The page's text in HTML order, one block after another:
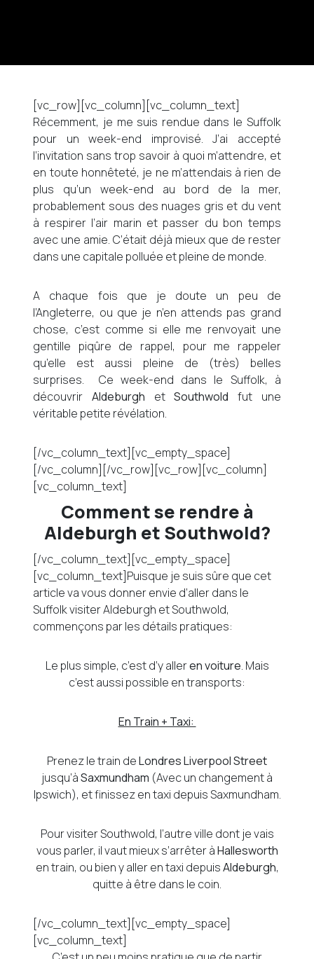
[vc_row][vc_column][vc_column_text]
Récemment, je me suis rendue dans le Suffolk
pour un week-end improvisé. J’ai accepté
l’invitation sans trop savoir à quoi m’attendre, et
en toute honnêteté, je ne m’attendais à rien de
plus qu’un week-end au bord de la mer,
probablement sous des nuages gris et du vent
à respirer l’air marin et passer du bon temps
avec une amie. C’était déjà mieux que de rester
dans une capitale polluée et pleine de monde.
A chaque fois que je doute un peu de
l’Angleterre, ou que je n’en attends pas grand
chose, c’est comme si elle me renvoyait une
gentille piqûre de rappel, pour me rappeler
qu’elle est aussi pleine de (très) belles
surprises. Ce week-end dans le Suffolk, à
découvrir Aldeburgh etSouthwold fut une
véritable petite révélation.
[/vc_column_text][vc_empty_space]
[/vc_column][/vc_row][vc_row][vc_column]
[vc_column_text]
Comment se rendre à
Aldeburgh et Southwold?
[/vc_column_text][vc_empty_space]
[vc_column_text]Puisque je suis sûre que cet
article va vous donner envie d’aller dans le
Suffolk visiter Aldeburgh et Southwold,
commençons par les détails pratiques:
Le plus simple, c’est d’y alleren voiture. Mais
c’est aussi possible en transports:
En Train + Taxi:
Prenez le train deLondres Liverpool Street
jusqu’àSaxmundham (Avec un changement à
Ipswich), et finissez en taxi depuis Saxmundham.
Pour visiter Southwold, l’autre ville dont je vais
vous parler, il vaut mieux s’arrêter àHallesworth
en train, ou bien y aller en taxi depuisAldeburgh,
quitte à être dans le coin.
[/vc_column_text][vc_empty_space]
[vc_column_text]